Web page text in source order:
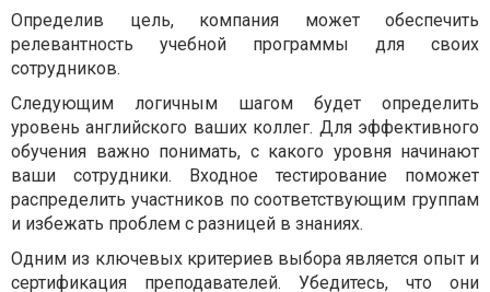
Определив цель, компания может обеспечить
релевантность учебной программы для своих
сотрудников.
Следующим логичным шагом будет определить
уровень английского ваших коллег. Для эффективного
обучения важно понимать, с какого уровня начинают
ваши сотрудники. Входное тестирование поможет
распределить участников по соответствующим группам
и избежать проблем с разницей в знаниях.
Одним из ключевых критериев выбора является опыт и
сертификация преподавателей. Убедитесь, что они